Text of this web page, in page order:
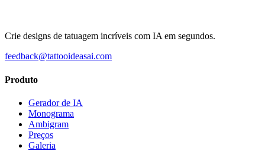
Crie designs de tatuagem incríveis com IA em segundos.
feedback@tattooideasai.com
Produto
Gerador de IA
Monograma
Ambigram
Preços
Galeria